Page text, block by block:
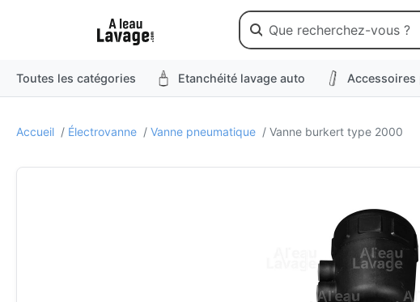
Toutes les catégories Etanchéité lavage auto
Accueil / Électrovanne / Vanne pneumatique / Vanne burkert type 2000